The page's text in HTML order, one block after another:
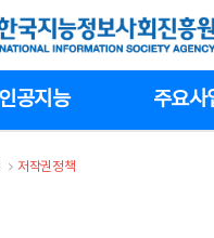
진흥원
인공지능 주요사
>
저작권정책